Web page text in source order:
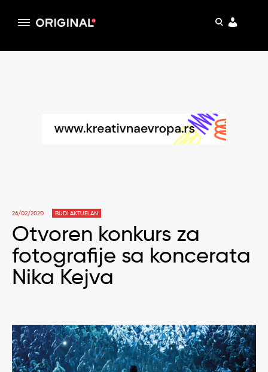
pretraga
26/02/2020 BUDI AKTUELAN
Otvoren konkurs za
fotografije sa koncerata
Nika Kejva